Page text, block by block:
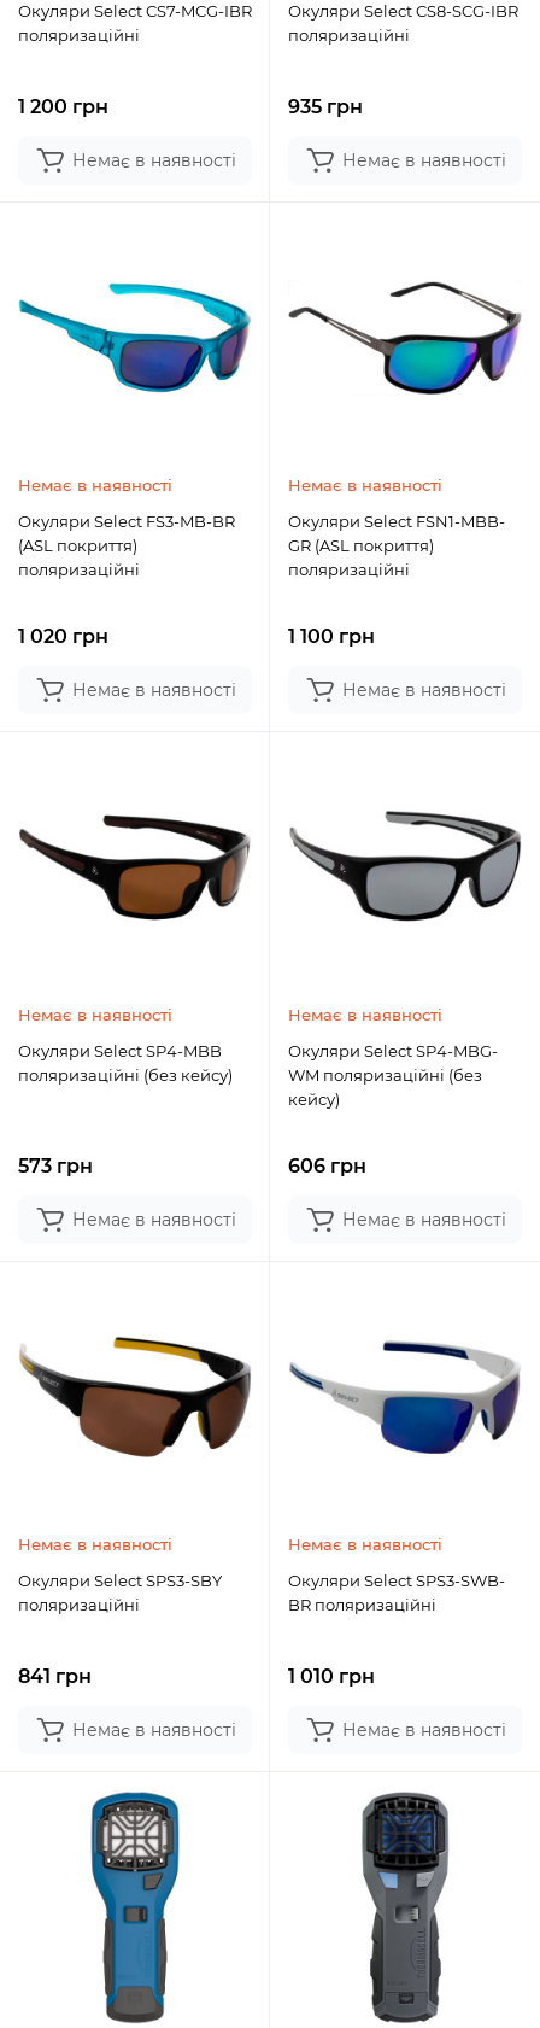
Окуляри Select CS7-MCG-IBR
поляризаційні
1 200 грн
Немає в наявності
Окуляри Select CS8-SCG-IBR
поляризаційні
935 грн
Немає в наявності
Немає в наявності
Окуляри Select FS3-MB-BR
(ASL покриття)
поляризаційні
1 020 грн
Немає в наявності
Немає в наявності
Окуляри Select FSN1-MBB-
GR (ASL покриття)
поляризаційні
1 100 грн
Немає в наявності
Немає в наявності
Окуляри Select SP4-MBB
поляризаційні (без кейсу)
573 грн
Немає в наявності
Немає в наявності
Окуляри Select SP4-MBG-
WM поляризаційні (без
кейсу)
606 грн
Немає в наявності
Немає в наявності
Окуляри Select SPS3-SBY
поляризаційні
841 грн
Немає в наявності
Немає в наявності
Окуляри Select SPS3-SWB-
BR поляризаційні
1 010 грн
Немає в наявності